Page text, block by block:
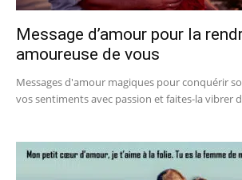
Message d’amour pour la
amoureuse de vous
Messages d'amour magiques pour conquérir
vos sentiments avec passion et faites-la vibrer